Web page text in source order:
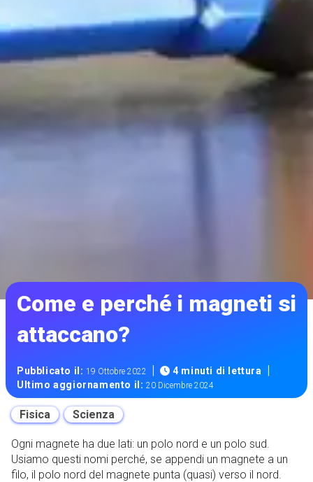
Come e perché i magneti si
attaccano?
Pubblicato il:19 Ottobre 2022 | 4 minuti di lettura |
Ultimo aggiornamento il:20 Dicembre 2024
Fisica Scienza
Ogni magnete ha due lati: un polo nord e un polo sud.
Usiamo questi nomi perché, se appendi un magnete a un
filo, il polo nord del magnete punta (quasi) verso il nord.